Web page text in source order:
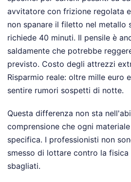
avvitatore con frizione regolata
non spanare il filetto nel metallo
richiede 40 minuti. Il pensile è
saldamente che potrebbe
previsto. Costo degli attrezzi
Risparmio reale: oltre mille euro
sentire rumori sospetti di notte.
Questa differenza non sta
comprensione che ogni
specifica. I professionisti non
smesso di lottare contro la
sbagliati.